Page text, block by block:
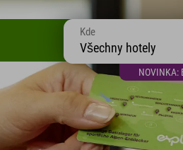
NOVINKA:
Kde
Všechny hotely